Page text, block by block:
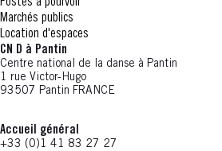
Marchés publics
Location d'espaces
CN D à Pantin
Centre national de la danse à Pantin
1 rue Victor-Hugo
93507 Pantin FRANCE
Accueil général
+33 (0)1 41 83 27 27